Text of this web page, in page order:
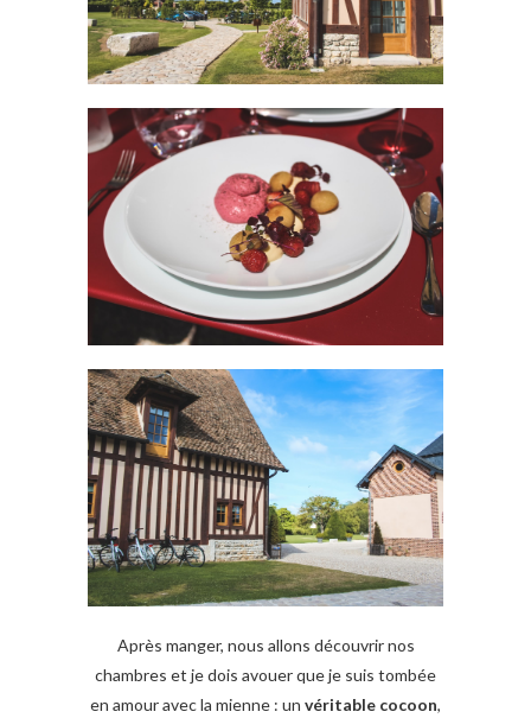
Après manger, nous allons découvrir nos
chambres et je dois avouer que je suis tombée
en amour avec la mienne : un véritable cocoon,